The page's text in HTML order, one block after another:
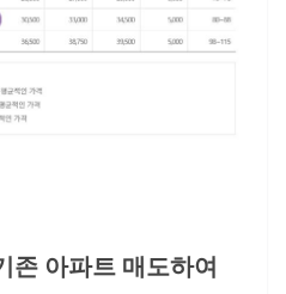
존 아파트 매도하여